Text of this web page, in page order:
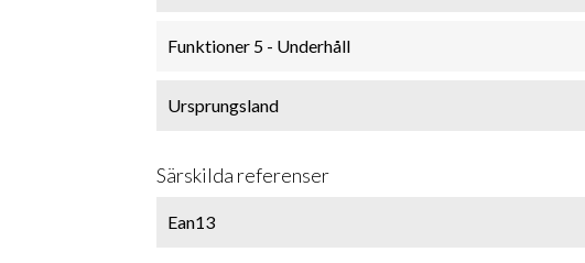
Funktioner 5 - Underhåll
Ursprungsland
Särskilda referenser
Ean13